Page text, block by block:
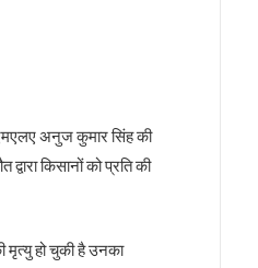
अनुज कुमार सिंह की
किसानों को प्रति की
मृत्यु हो चुकी है उनका